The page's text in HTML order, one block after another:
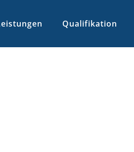
Qualifikation